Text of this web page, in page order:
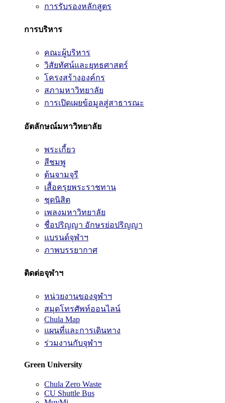
การรับรองหลักสูตร
การบริหาร
คณะผู้บริหาร
วิสัยทัศน์และยุทธศาสตร์
โครงสร้างองค์กร
สภามหาวิทยาลัย
การเปิดเผยข้อมูลสู่สาธารณะ
อัตลักษณ์มหาวิทยาลัย
พระเกี้ยว
สีชมพู
ต้นจามจุรี
เสื้อครุยพระราชทาน
ชุดนิสิต
เพลงมหาวิทยาลัย
ชื่อปริญญา อักษรย่อปริญญา
แบรนด์จุฬาฯ
ภาพบรรยากาศ
ติดต่อจุฬาฯ
หน่วยงานของจุฬาฯ
สมุดโทรศัพท์ออนไลน์
Chula Map
แผนที่และการเดินทาง
ร่วมงานกับจุฬาฯ
Green University
Chula Zero Waste
CU Shuttle Bus